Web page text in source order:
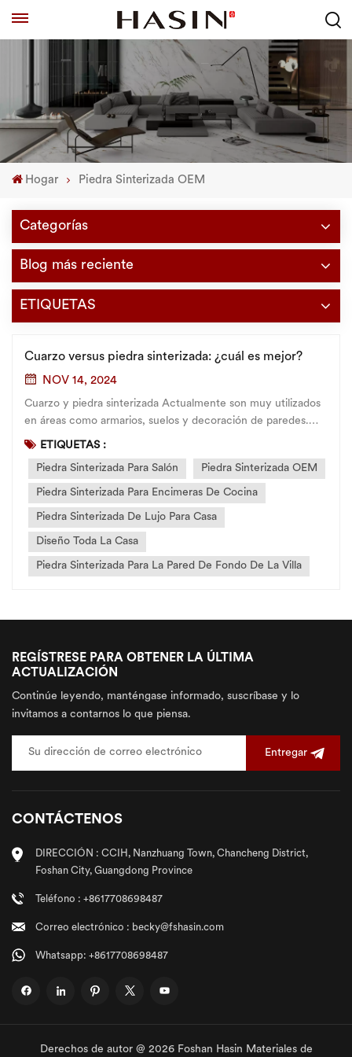
Hogar Piedra Sinterizada OEM
Categorías
Blog más reciente
ETIQUETAS
Cuarzo versus piedra sinterizada: ¿cuál es mejor?
NOV 14, 2024
Cuarzo y piedra sinterizada Actualmente son muy utilizados
en áreas como armarios, suelos y decoración de paredes.
Tienen diferentes propiedades y ventajas, y elegir qué
preferencias personales del cliente. El si...
ETIQUETAS :
Piedra Sinterizada Para Salón
Piedra Sinterizada OEM
Piedra Sinterizada Para Encimeras De Cocina
Piedra Sinterizada De Lujo Para Casa
Diseño Toda La Casa
Piedra Sinterizada Para La Pared De Fondo De La Villa
REGÍSTRESE PARA OBTENER LA ÚLTIMA
ACTUALIZACIÓN
Continúe leyendo, manténgase informado, suscríbase y lo
invitamos a contarnos lo que piensa.
Entregar
CONTÁCTENOS
DIRECCIÓN : CCIH, Nanzhuang Town, Chancheng District,
Foshan City, Guangdong Province
Teléfono : +8617708698487
Correo electrónico : becky@fshasin.com
Whatsapp: +8617708698487
Derechos de autor @ 2026 Foshan Hasin Materiales de